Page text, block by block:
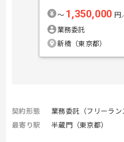
〜 1,350,000 円
業務委託
新橋（東京都）
契約形態
業務委託（フリーラン
最寄り駅
半蔵門（東京都）